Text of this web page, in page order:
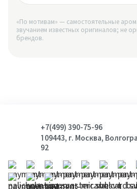
«По мотивам» — самостоятельные
звучанием известных оригиналов; не
брендов.
+7(499) 390-75-96
109443, г. Москва,
92